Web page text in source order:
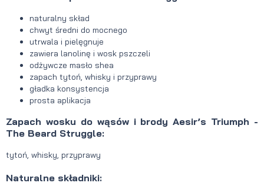
naturalny skład
chwyt średni do mocnego
utrwala i pielęgnuje
zawiera lanolinę i wosk pszczeli
odżywcze masło shea
zapach tytoń, whisky i przyprawy
gładka konsystencja
prosta aplikacja
Zapach wosku do wąsów i brody Aesir’s Triumph -
The Beard Struggle:
tytoń, whisky, przyprawy
Naturalne składniki: